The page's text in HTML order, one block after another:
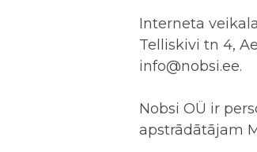
Interneta veikala
Telliskivi tn 4,
info@nobsi.ee.
Nobsi OÜ ir
apstrādātājam